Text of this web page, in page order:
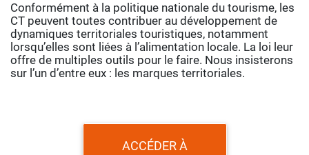
Conformément à la politique nationale du tourisme, les
CT peuvent toutes contribuer au développement de
dynamiques territoriales touristiques, notamment
lorsqu’elles sont liées à l’alimentation locale. La loi leur
offre de multiples outils pour le faire. Nous insisterons
sur l’un d’entre eux : les marques territoriales.
ACCÉDER À